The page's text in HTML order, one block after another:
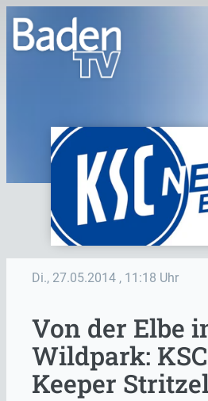
Di., 27.05.2014 , 11:18 Uhr
Von der Elbe
Wildpark:
Keeper